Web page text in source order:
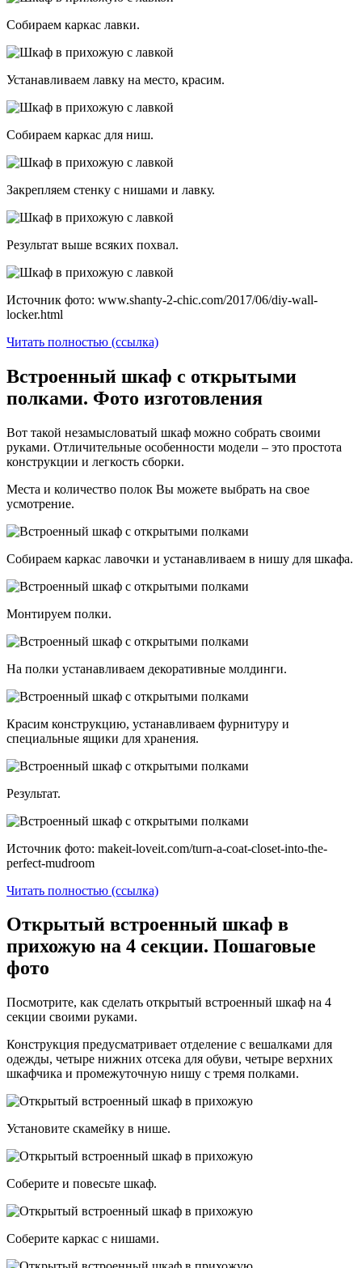
Собираем каркас лавки.
Устанавливаем лавку на место, красим.
Собираем каркас для ниш.
Закрепляем стенку с нишами и лавку.
Результат выше всяких похвал.
Источник фото: www.shanty-2-chic.com/2017/06/diy-wall-
locker.html
Читать полностью (ссылка)
Встроенный шкаф с открытыми
полками. Фото изготовления
Вот такой незамысловатый шкаф можно собрать своими
руками. Отличительные особенности модели – это простота
конструкции и легкость сборки.
Места и количество полок Вы можете выбрать на свое
усмотрение.
Собираем каркас лавочки и устанавливаем в нишу для шкафа.
Монтируем полки.
На полки устанавливаем декоративные молдинги.
Красим конструкцию, устанавливаем фурнитуру и
специальные ящики для хранения.
Результат.
Источник фото: makeit-loveit.com/turn-a-coat-closet-into-the-
perfect-mudroom
Читать полностью (ссылка)
Открытый встроенный шкаф в
прихожую на 4 секции. Пошаговые
фото
Посмотрите, как сделать открытый встроенный шкаф на 4
секции своими руками.
Конструкция предусматривает отделение с вешалками для
одежды, четыре нижних отсека для обуви, четыре верхних
шкафчика и промежуточную нишу с тремя полками.
Установите скамейку в нише.
Соберите и повесьте шкаф.
Соберите каркас с нишами.